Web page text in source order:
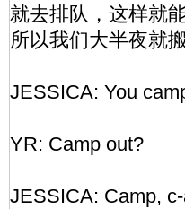
就去排队，这样就
所以我们大半夜就
JESSICA: You
YR: Camp out?
JESSICA: Camp,